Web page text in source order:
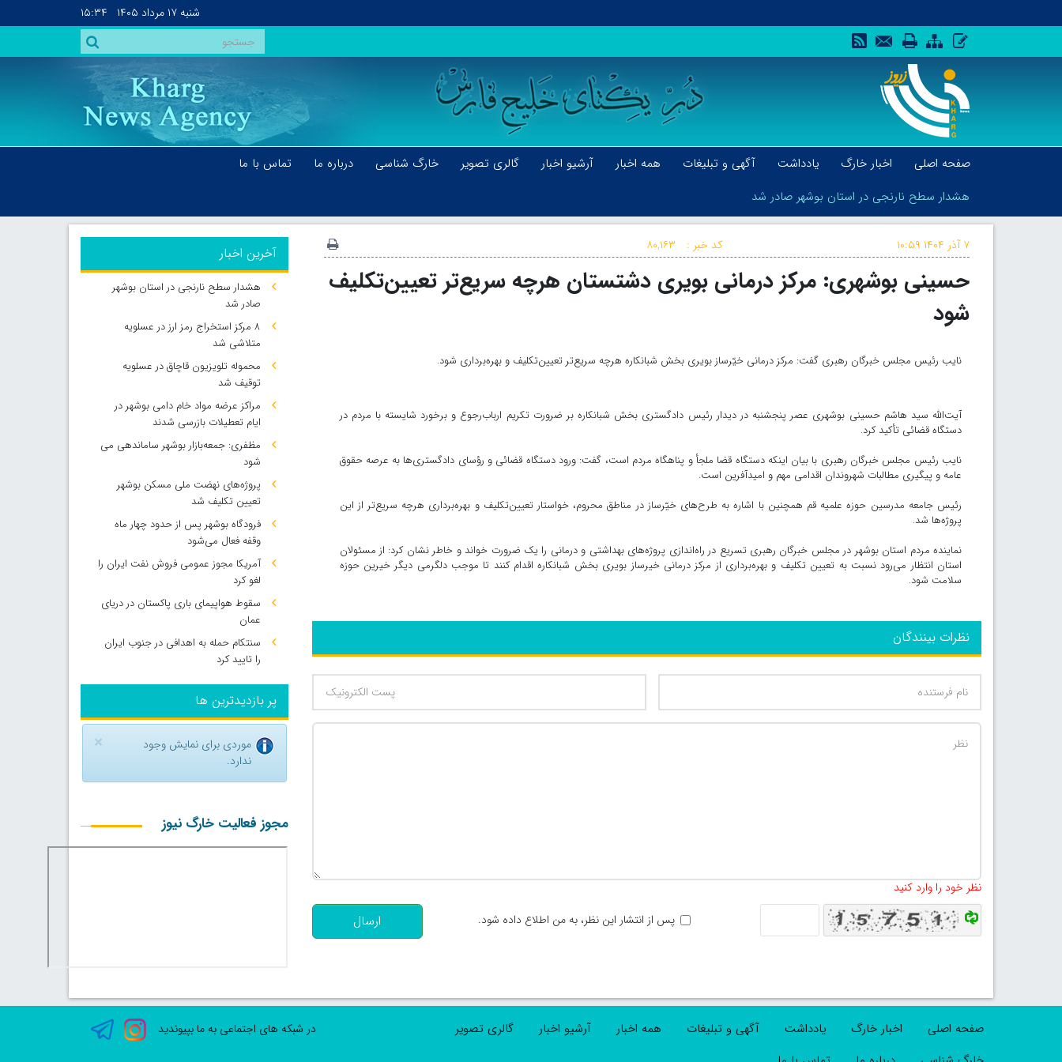
شنبه ۱۷ مرداد ۱۴۰۵ ۱۵:۳۴
صفحه اصلی اخبار خارگ یادداشت آگهی و تبلیغات همه اخبار آرشیو اخبار گالری تصویر خارگ شناسی درباره ما
تماس با ما
هشدار سطح نارنجی در استان بوشهر صادر شد
هشدار سطح نارنجی در استان بوشهر صادر شد
کد خبر : ۸۰,۱۶۳ ۷ آذر ۱۴۰۴ ۱۰:۵۹
حسینی بوشهری: مرکز درمانی بویری دشتستان هرچه سریع‌تر تعیین‌تکلیف
شود
نایب رئیس مجلس خبرگان رهبری گفت: مرکز درمانی خیّرساز بویری بخش شبانکاره هرچه سریع‌تر تعیین‌تکلیف و بهره‌برداری شود.
آیت‌الله سید هاشم حسینی بوشهری عصر پنجشنبه در دیدار رئیس دادگستری بخش شبانکاره بر ضرورت تکریم ارباب‌رجوع و برخورد شایسته با مردم در
دستگاه قضائی تأکید کرد.
نایب رئیس مجلس خبرگان رهبری با بیان اینکه دستگاه قضا ملجأ و پناهگاه مردم است، گفت: ورود دستگاه قضائی و رؤسای دادگستری‌ها به عرصه حقوق
عامه و پیگیری مطالبات شهروندان اقدامی مهم و امیدآفرین است.
رئیس جامعه مدرسین حوزه علمیه قم همچنین با اشاره به طرح‌های خیّرساز در مناطق محروم، خواستار تعیین‌تکلیف و بهره‌برداری هرچه سریع‌تر از این
پروژه‌ها شد.
نماینده مردم استان بوشهر در مجلس خبرگان رهبری تسریع در راه‌اندازی پروژه‌های بهداشتی و درمانی را یک ضرورت خواند و خاطر نشان کرد: از مسئولان
استان انتظار می‌رود نسبت به تعیین تکلیف و بهره‌برداری از مرکز درمانی خیرساز بویری بخش شبانکاره اقدام کنند تا موجب دلگرمی دیگر خیرین حوزه
سلامت شود.
نظرات بینندگان
نظر خود را وارد کنید
پس از انتشار این نظر، به من اطلاع داده شود.
ارسال
آخرین اخبار
هشدار سطح نارنجی در استان بوشهر
صادر شد
۸ مرکز استخراج رمز ارز در عسلویه
متلاشی شد
محموله تلویزیون قاچاق در عسلویه
توقیف شد
مراکز عرضه مواد خام دامی بوشهر در
ایام تعطیلات بازرسی شدند
مظفری: جمعه‌بازار بوشهر ساماندهی می‌
شود
پروژه‌های نهضت ملی مسکن بوشهر
تعیین تکلیف شد
فرودگاه بوشهر پس از حدود چهار ماه
وقفه فعال می‌شود
آمریکا مجوز عمومی فروش نفت ایران را
لغو کرد
سقوط هواپیمای باری پاکستان در دریای
عمان
سنتکام حمله به اهدافی در جنوب ایران
را تایید کرد
پر بازدیدترین ها
×
موردی برای نمایش وجود
ندارد.
مجوز فعالیت خارگ نیوز
صفحه اصلی اخبار خارگ یادداشت آگهی و تبلیغات همه اخبار آرشیو اخبار
گالری تصویر
در شبکه های اجتماعی به ما بپیوندید